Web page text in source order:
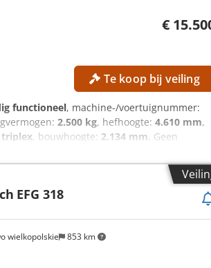
€
Te koop bij veiling
functioneel, machine-/voertuignummer:
2.500 kg, hefhoogte: 4.610 mm,
triplex, bouwhoogte: 2.134 mm, Geen
TECHNISCHE DETAILS Draagvermogen:
hefhoogte: 1.394 mm Masttype: Triplex
zwart Type achterband: Superelastische
type: Diesel Bedrijfstijden: 5.061,0 uur
kg UITRUSTING - Verlichting -
wielkopolskie 853 km
EFG 318